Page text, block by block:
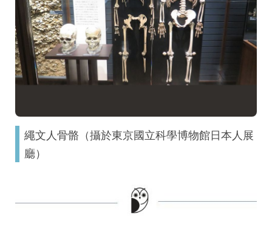
繩文人骨骼（攝於東京國立科學博物館日本人展
廳）